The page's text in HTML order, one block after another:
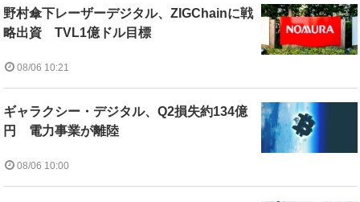
野村傘下レーザーデジタル、ZIGChainに戦
略出資 TVL1億ドル目標
08/06 10:21
ギャラクシー・デジタル、Q2損失約134億
円 電力事業が離陸
08/06 10:00